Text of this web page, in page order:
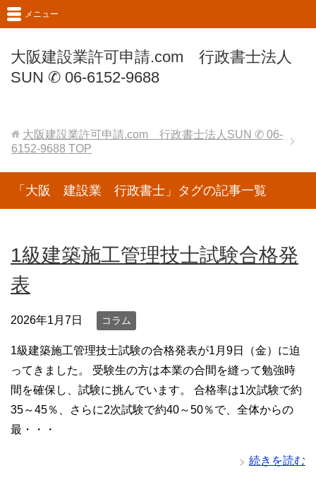
大阪建設業許可申請.com 行政書士法人
SUN ✆ 06-6152-9688
メニュー
大阪建設業許可申請.com 行政書士法人SUN ✆ 06-
6152-9688 TOP
「大阪 建設業 行政書士」タグの記事一覧
1級建築施工管理技士試験合格発
表
2026年1月7日 コラム
1級建築施工管理技士試験の合格発表が1月9日（金）に迫
ってきました。 受験生の方は本業の合間を縫って勉強時
間を確保し、試験に挑んでいます。 合格率は1次試験で約
35～45％、さらに2次試験で約40～50％で、全体からの
最・・・
続きを読む